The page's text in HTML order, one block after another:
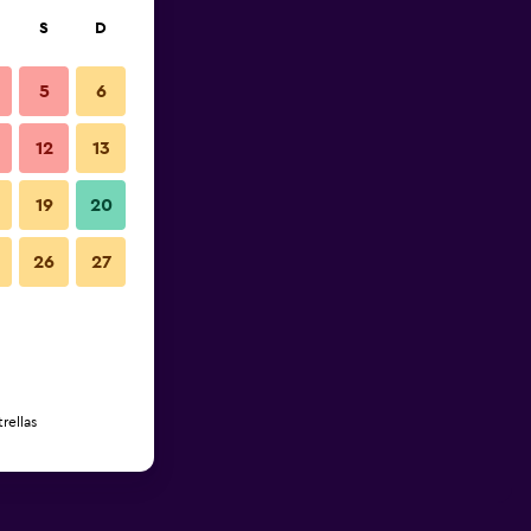
S D
5 6
12 13
19 20
26 27